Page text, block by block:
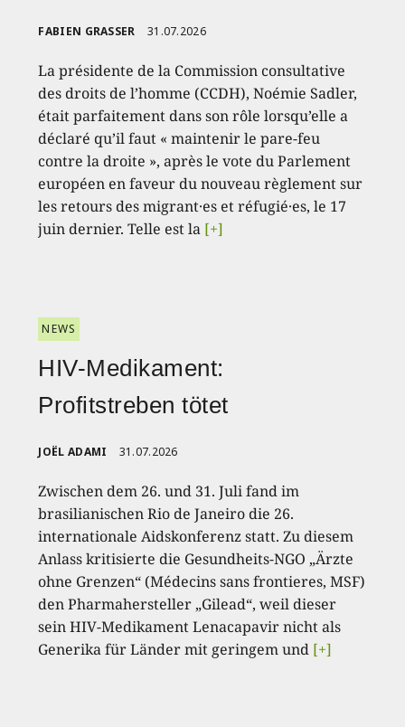
FABIEN GRASSER 31.07.2026
La présidente de la Commission consultative
des droits de l’homme (CCDH), Noémie Sadler,
était parfaitement dans son rôle lorsqu’elle a
déclaré qu’il faut « maintenir le pare-feu
contre la droite », après le vote du Parlement
européen en faveur du nouveau règlement sur
les retours des migrant·es et réfugié·es, le 17
juin dernier. Telle est la [+]
NEWS
HIV-Medikament:
Profitstreben tötet
JOËL ADAMI 31.07.2026
Zwischen dem 26. und 31. Juli fand im
brasilianischen Rio de Janeiro die 26.
internationale Aidskonferenz statt. Zu diesem
Anlass kritisierte die Gesundheits-NGO „Ärzte
ohne Grenzen“ (Médecins sans frontieres, MSF)
den Pharmahersteller „Gilead“, weil dieser
sein HIV-Medikament Lenacapavir nicht als
Generika für Länder mit geringem und [+]